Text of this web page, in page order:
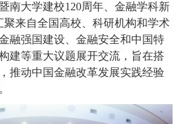
南大学建校120周年、金融学科新
聚来自全国高校、科研机构和学术
融强国建设、金融安全和中国特
建等重大议题展开交流，旨在搭
推动中国金融改革发展实践经验